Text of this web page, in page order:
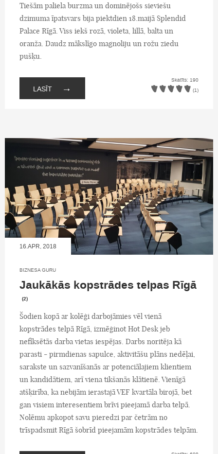
Tiešām paliela burzma un dominējošs sieviešu
dzimuma īpatsvars bija piektdien 18.maijā Splendid
Palace Rīgā. Viss iekš rozā, violeta, lillā, balta un
oranža. Daudz mākslīgo magnoliju un rožu ziedu
pušķu.
LASĪT →
Skatīts: 190
(1)
16.APR, 2018
BIZNESA GURU
Jaukākās kopstrādes telpas Rīgā
(2)
Šodien kopā ar kolēģi darbojāmies vēl vienā
kopstrādes telpā Rīgā, izmēģinot Hot Desk jeb
nefiksētās darba vietas iespējas. Darbs noritēja kā
parasti - pirmdienas sapulce, aktivitāšu plāns nedēļai,
sarakste un sazvanīšanās ar potenciālajiem klientiem
un kandidātiem, arī viena tikšanās klātienē. Vienīgā
atšķirība, ka nebijām ierastajā VEF kvartāla birojā, bet
gan visiem interesentiem brīvi pieejamā darba telpā.
Nolēmu apkopot savu pieredzi par četrām no
trīspadsmit Rīgā šobrīd pieejamām kopstrādes telpām.